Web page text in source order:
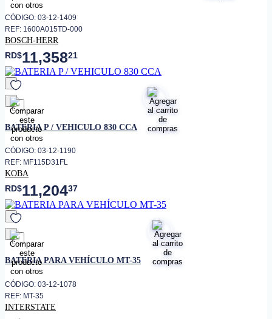
CÓDIGO: 03-12-1409
REF: 1600A015TD-000
BOSCH-HERR
RD$11,35821
favorito
BATERIA P / VEHICULO 830 CCA
CÓDIGO: 03-12-1190
REF: MF115D31FL
KOBA
RD$11,20437
favorito
BATERIA PARA VEHÍCULO MT-35
CÓDIGO: 03-12-1078
REF: MT-35
INTERSTATE